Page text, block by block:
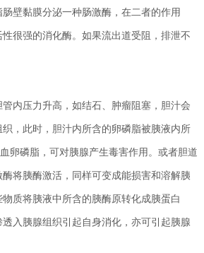
壁黏膜分泌一种肠激酶，在二者的作用
很强的消化酶。如果流出道受阻，排泄不
内压力升高，如结石、肿瘤阻塞，胆汁会
，此时，胆汁内所含的卵磷脂被胰液内所
卵磷脂，可对胰腺产生毒害作用。或者胆道
将胰酶激活，同样可变成能损害和溶解胰
质将胰液中所含的胰酶原转化成胰蛋白
入胰腺组织引起自身消化，亦可引起胰腺